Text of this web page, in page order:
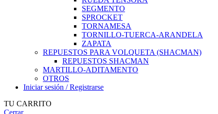
SEGMENTO
SPROCKET
TORNAMESA
TORNILLO-TUERCA-ARANDELA
ZAPATA
REPUESTOS PARA VOLQUETA (SHACMAN)
REPUESTOS SHACMAN
MARTILLO-ADITAMENTO
OTROS
Iniciar sesión / Registrarse
TU CARRITO
Cerrar